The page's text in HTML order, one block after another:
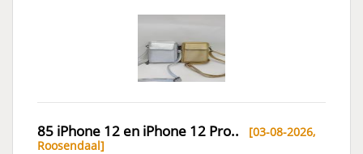
85 iPhone 12 en iPhone 12 Pro.. [03-08-2026,
Roosendaal]